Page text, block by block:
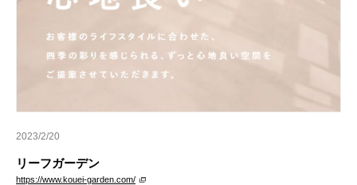
2023/2/20
リーフガーデン
https://www.kouei-garden.com/